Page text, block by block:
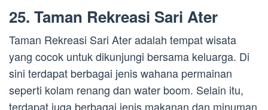
25. Taman Rekreasi Sari Ater
Taman Rekreasi Sari Ater adalah tempat wisata
yang cocok untuk dikunjungi bersama keluarga. Di
sini terdapat berbagai jenis wahana permainan
seperti kolam renang dan water boom. Selain itu,
terdapat juga berbagai jenis makanan dan minuman